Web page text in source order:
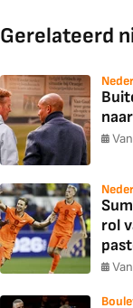
Gerelateerd
rol